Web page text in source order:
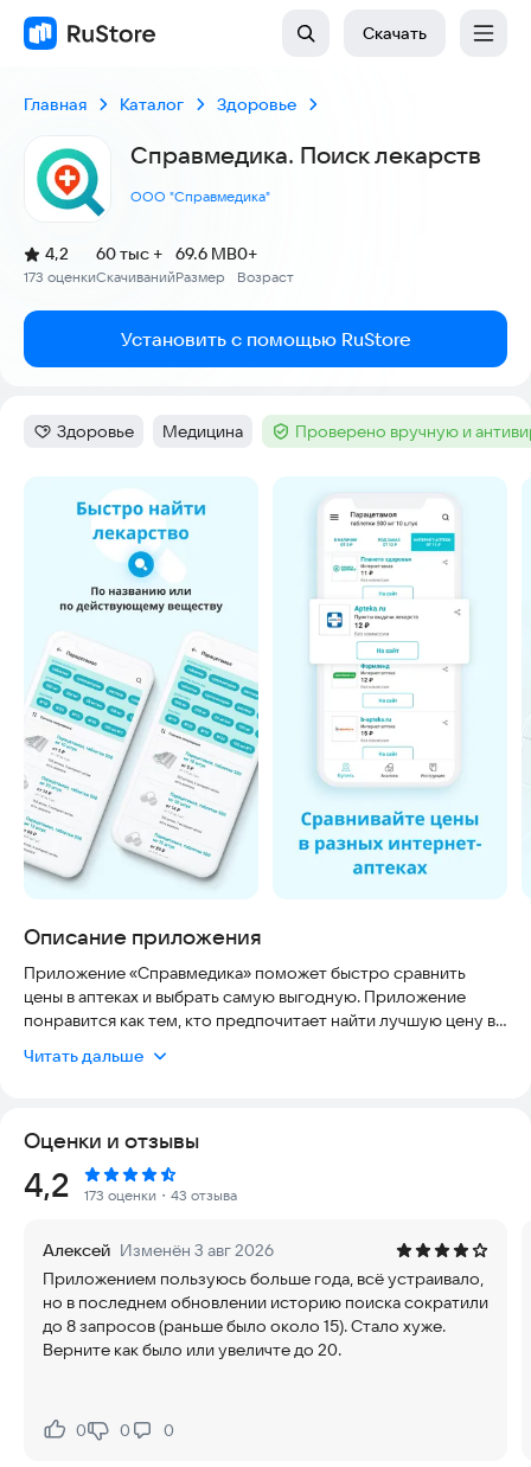
Скачать
Главная Каталог Здоровье
Справмедика. Поиск лекарств
ООО "Справмедика"
Рейтинг:
4,2
(
173 оценки
)
Скачиваний
60 тыс +
Размер
69.6 MB
Возраст
0+
Установить с помощью RuStore
Категория:
Здоровье Тег:
Медицина Тег :Проверено вручную и
Скриншоты
Описание приложения
Приложение «Справмедика» поможет быстро сравнить
цены в аптеках и выбрать самую выгодную. Приложение
понравится как тем, кто предпочитает найти лучшую цену в
интернет-аптеках. Сравнивайте ВСЕ цены в одном
Мы работаем как с известными и проверенными аптечными
сетями, такими как: «Здравсити», АСНА, «Живика»,
«Ригла», 36,6 и т.д., так и с несетевыми аптеками, цены в
которых бывают значительно ниже, чем в сетях.
Будем рады обратной связи. Пишите на
spravmedika.dev@003.msили в телеграм-чат
https://t.me/spravmedika
Читать дальше
Оценки и отзывы
Рейтинг:
4,2 173 оценки ・43 отзыва
Алексей Изменён 3 авг 2026
Приложением пользуюсь больше года, всё устраивало,
но в последнем обновлении историю поиска сократили
до 8 запросов (раньше было около 15). Стало хуже.
Верните как было или увеличте до 20.
Нравится:
0Не нравится:
0 0